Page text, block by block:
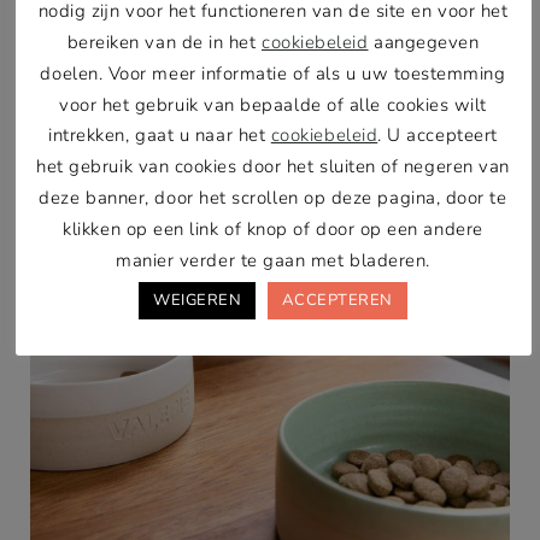
Het ziet er netjes uit én het voorkomt dat je voer
overal in de keuken rondslingert.
nodig zijn voor het functioneren van de site en voor het
bereiken van de in het cookiebeleid aangegeven
doelen. Voor meer informatie of als u uw toestemming
voor het gebruik van bepaalde of alle cookies wilt
intrekken, gaat u naar het cookiebeleid. U accepteert
het gebruik van cookies door het sluiten of negeren van
deze banner, door het scrollen op deze pagina, door te
klikken op een link of knop of door op een andere
manier verder te gaan met bladeren.
WEIGEREN ACCEPTEREN